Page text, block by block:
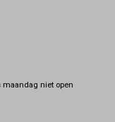
maandag niet open